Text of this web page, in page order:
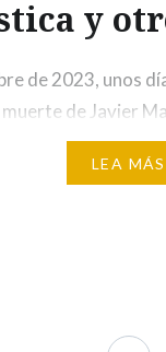
y
de 2023, unos
de Javier
a la sucesión
periodistasLEA MÁS